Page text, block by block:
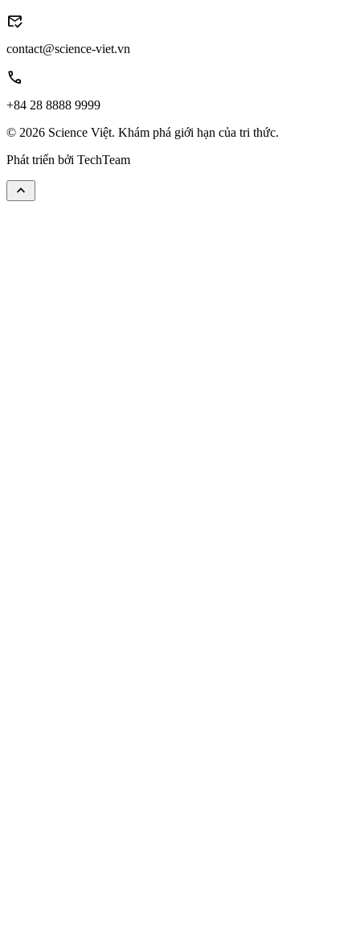
mark_email_read
contact@science-viet.vn
call
+84 28 8888 9999
© 2026 Science Việt. Khám phá giới hạn của tri thức.
Phát triển bởi TechTeam
keyboard_arrow_up